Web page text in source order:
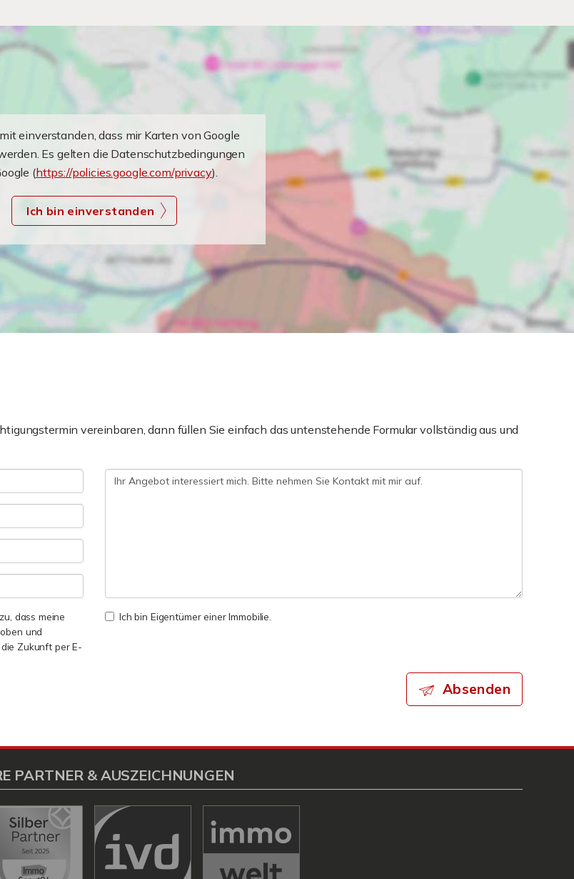
einverstanden, dass mir Karten von Google
Es gelten die Datenschutzbedingungen
(https://policies.google.com/privacy).
Ich bin einverstanden
vereinbaren, dann füllen Sie einfach das untenstehende Formular vollständig aus und
dass meine
und
Zukunft per E-
Ich bin Eigentümer einer Immobilie.
Absenden
PARTNER & AUSZEICHNUNGEN